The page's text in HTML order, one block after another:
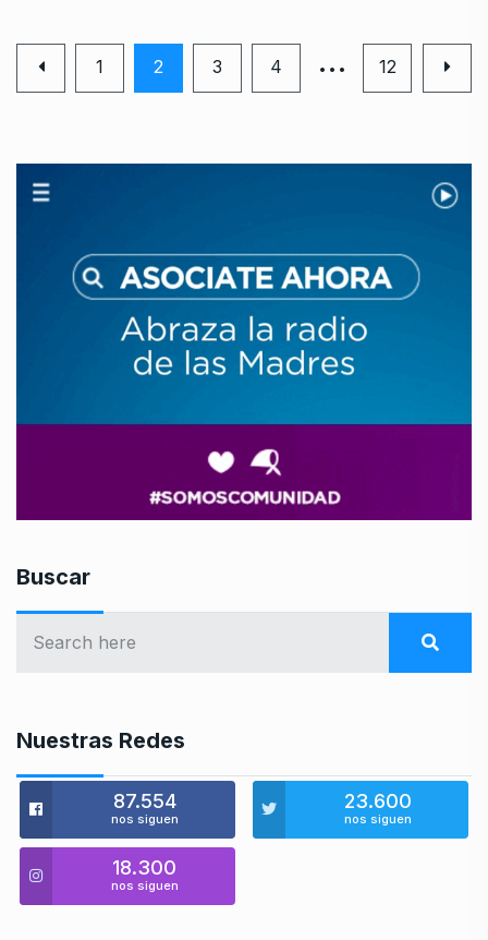
1 2 3 4 … 12
Buscar
Nuestras Redes
87.554
nos siguen
23.600
nos siguen
18.300
nos siguen